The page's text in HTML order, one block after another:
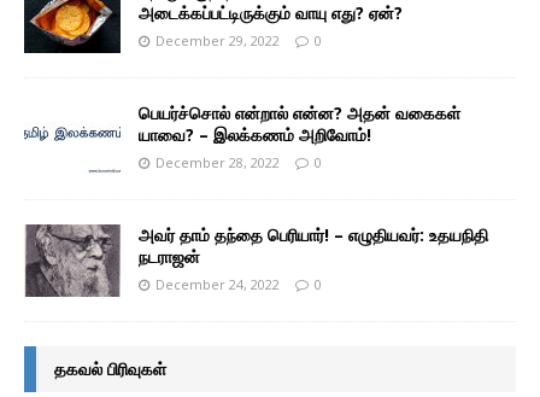
அடைக்கப்பட்டிருக்கும் வாயு எது? ஏன்?
December 29, 2022 0
பெயர்ச்சொல் என்றால் என்ன? அதன் வகைகள்
யாவை? – இலக்கணம் அறிவோம்!
December 28, 2022 0
அவர் தாம் தந்தை பெரியார்! – எழுதியவர்: உதயநிதி
நடராஜன்
December 24, 2022 0
தகவல் பிரிவுகள்